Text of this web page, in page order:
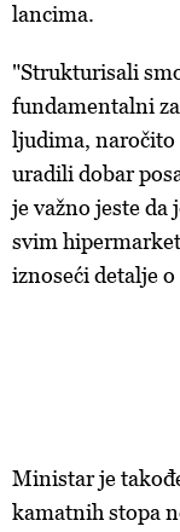
lancima.
"Strukturisali
fundamentalni
ljudima,
uradili dobar
je važno jeste da
svim
iznoseći detalje
Ministar je
kamatnih stopa